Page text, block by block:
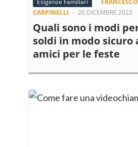
Esigenze Familiari
CARPINELLI - 26 DICEMBRE 2022
Quali sono i modi
soldi in modo sicuro
amici per le feste